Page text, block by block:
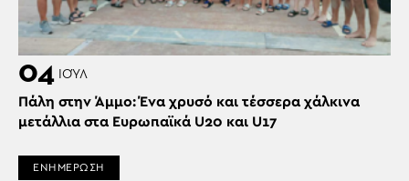
04 ΙΟΎΛ
Πάλη στην Άμμο: Ένα χρυσό και τέσσερα χάλκινα
μετάλλια στα Ευρωπαϊκά U20 και U17
ΕΝΗΜΕΡΩΣΗ